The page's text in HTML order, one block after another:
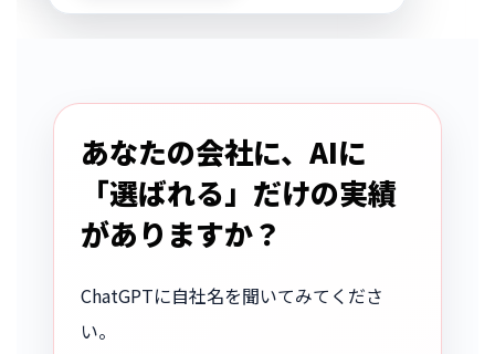
あなたの会社に、AIに
「選ばれる」だけの実績
がありますか？
ChatGPTに自社名を聞いてみてくださ
い。